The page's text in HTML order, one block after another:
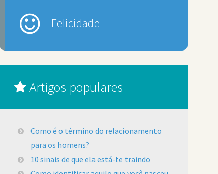
Felicidade
Artigos populares
Como é o término do relacionamento
para os homens?
10 sinais de que ela está-te traindo